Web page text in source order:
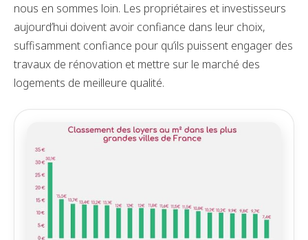
nous en sommes loin. Les propriétaires et investisseurs
aujourd’hui doivent avoir confiance dans leur choix,
suffisamment confiance pour qu’ils puissent engager des
travaux de rénovation et mettre sur le marché des
logements de meilleure qualité.